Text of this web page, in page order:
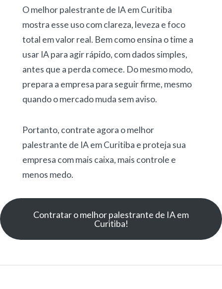
O melhor palestrante de IA em Curitiba
mostra esse uso com clareza, leveza e foco
total em valor real. Bem como ensina o time a
usar IA para agir rápido, com dados simples,
antes que a perda comece. Do mesmo modo,
prepara a empresa para seguir firme, mesmo
quando o mercado muda sem aviso.
Portanto, contrate agora o melhor
palestrante de IA em Curitiba e proteja sua
empresa com mais caixa, mais controle e
menos medo.
Contratar o melhor palestrante de IA em
Curitiba!